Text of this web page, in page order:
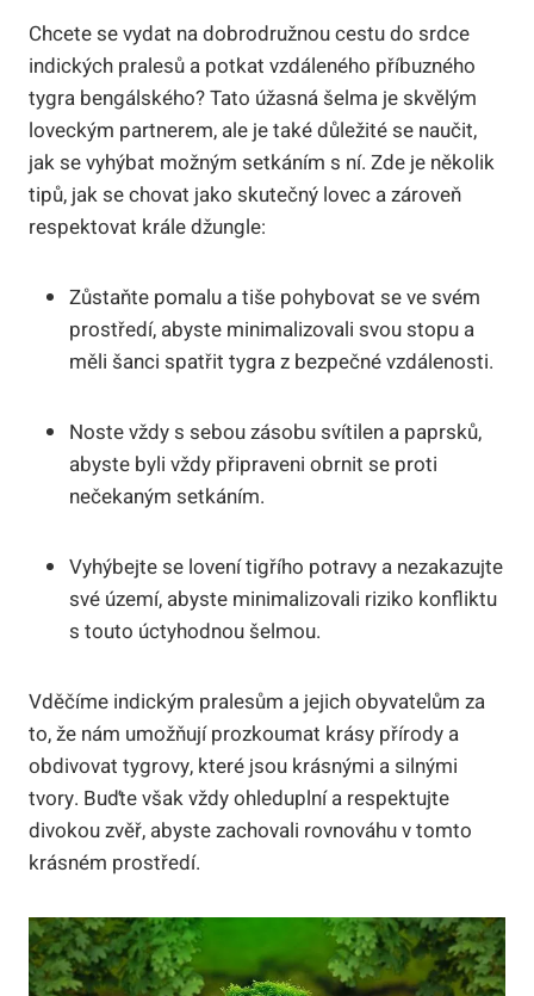
Chcete se vydat na dobrodružnou cestu do srdce
indických pralesů a potkat vzdáleného příbuzného
tygra bengálského? Tato úžasná šelma je skvělým
loveckým partnerem, ale je také důležité se naučit,
jak se vyhýbat možným setkáním s ní. Zde je několik
tipů, jak se chovat jako skutečný lovec a zároveň
respektovat krále džungle:
Zůstaňte pomalu a tiše pohybovat se ve svém
prostředí, abyste minimalizovali svou stopu a
měli šanci spatřit tygra z bezpečné vzdálenosti.
Noste vždy s sebou zásobu svítilen a paprsků,
abyste byli vždy připraveni obrnit se proti
nečekaným setkáním.
Vyhýbejte se lovení tigřího potravy a nezakazujte
své území, abyste minimalizovali riziko konfliktu
s touto úctyhodnou šelmou.
Vděčíme indickým pralesům a jejich obyvatelům za
to, že nám umožňují prozkoumat krásy přírody a
obdivovat tygrovy, které jsou krásnými a silnými
tvory. Buďte však vždy ohleduplní a respektujte
divokou zvěř, abyste zachovali rovnováhu v tomto
krásném prostředí.